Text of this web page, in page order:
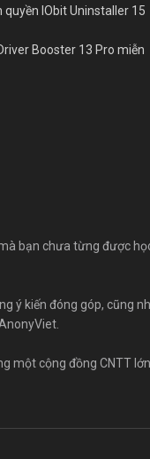
quyền IObit Uninstaller 15
Booster 13 Pro miễn
bạn chưa từng được
ý kiến đóng góp, cũng
một cộng đồng CNTT lớn